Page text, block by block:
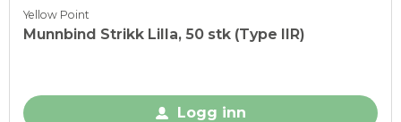
Yellow Point
Munnbind Strikk Lilla, 50 stk (Type IIR)
Logg inn